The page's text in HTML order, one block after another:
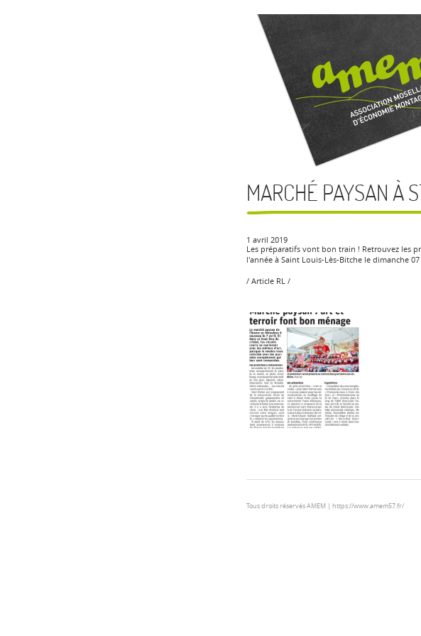
MARCHÉ PAYSAN À
1 avril 2019
Les préparatifs vont bon train ! Retrouvez les
l'année à Saint Louis-Lès-Bitche le dimanche 07
/ Article RL /
Tous droits réservés AMEM | https://www.amem57.fr/